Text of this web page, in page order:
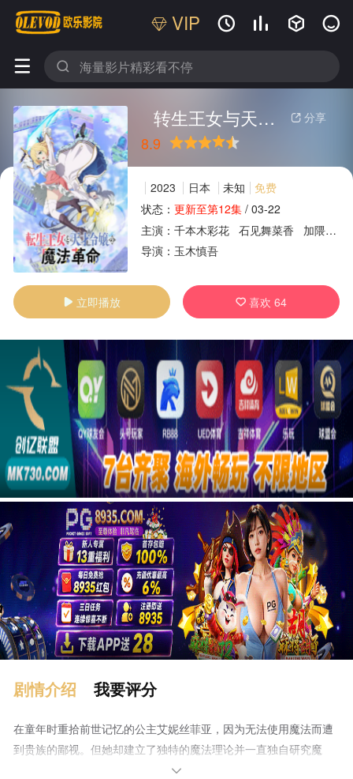
VIP    
 
 分享
转生王女与天才千金的魔法革命
8.9
很差较差还行推荐力荐
2023 日本 未知
免费
状态： 更新至第12集/ 03-22
主演： 千本木彩花 石见舞菜香
加隈亚衣
导演： 玉木慎吾
 立即播放  喜欢64
广告
剧情介绍 我要评分
在童年时重拾前世记忆的公主艾妮丝菲亚，因为无法使用魔法而遭
到贵族的鄙视。但她却建立了独特的魔法理论并一直独自研究魔
法，在某个机缘巧合下，艾妮丝菲亚撞见了天才公爵千金尤菲莉亚
